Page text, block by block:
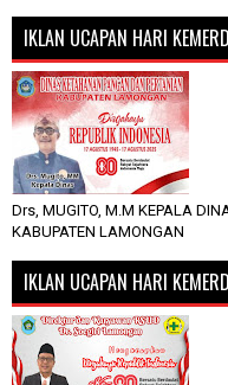
IKLAN UCAPAN HARI
Drs, MUGITO, M.M KEPALA
KABUPATEN LAMONGAN
IKLAN UCAPAN HARI